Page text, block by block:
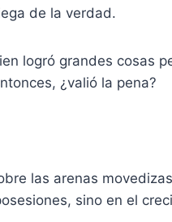
de la verdad.
logró grandes cosas
¿valió la pena?
las arenas
sino en el